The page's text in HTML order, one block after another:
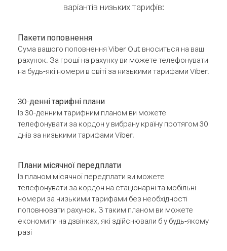
варіантів низьких тарифів:
Пакети поповнення
Сума вашого поповнення Viber Out вноситься на ваш
рахунок. За гроші на рахунку ви можете телефонувати
на будь-які номери в світі за низькими тарифами Viber.
30-денні тарифні плани
Із 30-денним тарифним планом ви можете
телефонувати за кордон у вибрану країну протягом 30
днів за низькими тарифами Viber.
Плани місячної передплати
Із планом місячної передплати ви можете
телефонувати за кордон на стаціонарні та мобільні
номери за низькими тарифами без необхідності
поповнювати рахунок. З таким планом ви можете
економити на дзвінках, які здійснювали б у будь-якому
разі